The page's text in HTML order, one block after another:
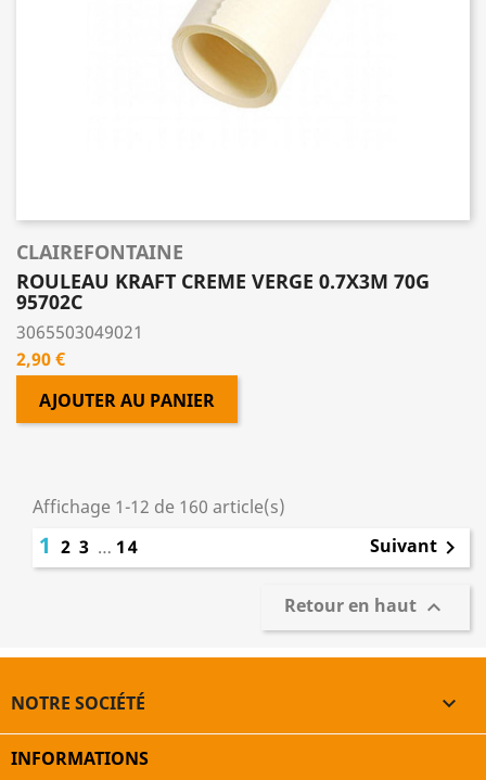
CLAIREFONTAINE
ROULEAU KRAFT CREME VERGE 0.7X3M 70G
95702C
3065503049021
Prix
2,90 €
AJOUTER AU PANIER
Affichage 1-12 de 160 article(s)
1 2 3 … 14 Suivant 
Retour en haut 
NOTRE SOCIÉTÉ 
INFORMATIONS